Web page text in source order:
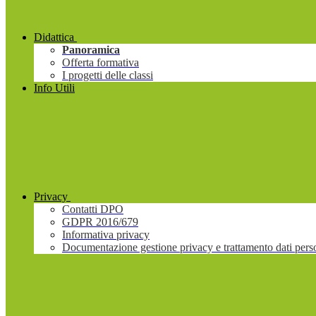
Didattica
Panoramica
Offerta formativa
I progetti delle classi
Info Utili
Privacy
Contatti DPO
GDPR 2016/679
Informativa privacy
Documentazione gestione privacy e trattamento dati